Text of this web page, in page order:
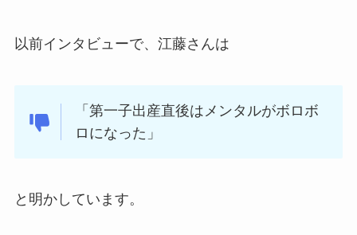
以前インタビューで、江藤さんは
「第一子出産直後はメンタルがボロボ
ロになった」
と明かしています。